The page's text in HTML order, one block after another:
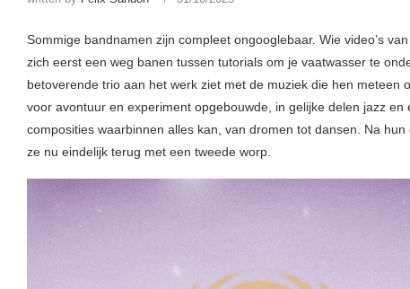
Sommige bandnamen zijn compleet ongooglebaar. Wie video’s van
zich eerst een weg banen tussen tutorials om je vaatwasser te
betoverende trio aan het werk ziet met de muziek die hen meteen
voor avontuur en experiment opgebouwde, in gelijke delen jazz en
composities waarbinnen alles kan, van dromen tot dansen. Na hun
ze nu eindelijk terug met een tweede worp.